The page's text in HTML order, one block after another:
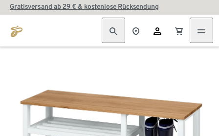
Gratisversand ab 29 € & kostenlose Rücksendung